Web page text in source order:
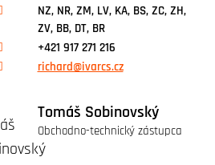
NZ, NR, ZM, LV, KA, BS, ZC, ZH,
ZV, BB, DT, BR
+421 917 271 216
richard@ivarcs.cz
Tomáš Sobinovský
Obchodno-technický zástupca